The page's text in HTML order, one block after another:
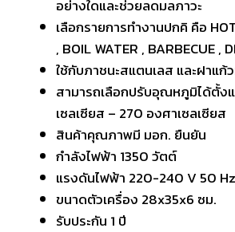
อย่างใดและช่วยลดมลภาวะ
เลือกรายการทำงานปกคิ คือ
, BOIL WATER , BARBECUE ,
ใช้กับภาชนะสแตนเลส และฝาแก้
สามารถเลือกปรับอุณหภูมิได้ตั้ง
เซลเซียส – 270 องศาเซลเซียส
สินค้าคุณภาพมี มอก. ยืนยัน
กำลังไฟฟ้า 1350 วัตต์
แรงดันไฟฟ้า 220-240 V 50 Hz
ขนาดตัวเครื่อง 28x35x6 ซม.
รับประกัน 1 ปี